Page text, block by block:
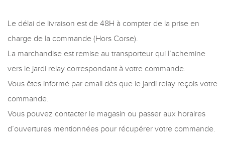
Le délai de livraison est de 48H à compter de la prise en
charge de la commande (Hors Corse).
La marchandise est remise au transporteur qui l’achemine
vers le jardi relay correspondant à votre commande.
Vous êtes informé par email dès que le jardi relay reçois votre
commande.
Vous pouvez contacter le magasin ou passer aux horaires
d’ouvertures mentionnées pour récupérer votre commande.